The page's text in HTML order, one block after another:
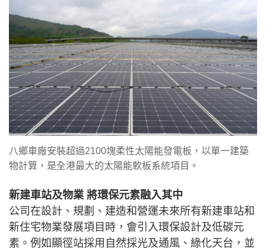
八鄉車廠安裝超過2100塊柔性太陽能發電板，以單一建築
物計算，是全港最大的太陽能軟板系統項目。
新建車站及物業 將環保元素融入其中
公司在設計、規劃、建造和營運未來所有新建車站和
新住宅物業發展項目時，會引入環保設計及低碳元
素。例如顯徑站採用自然採光及通風、綠化天台，並